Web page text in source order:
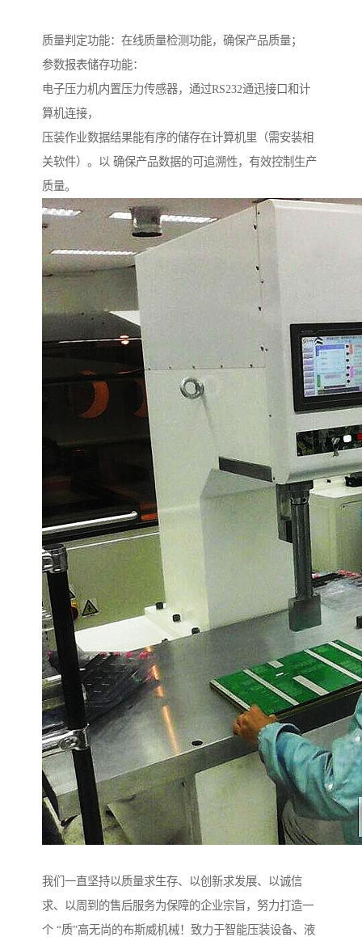
质量判定功能：在线质量检测功能，确保产品质量；
参数报表储存功能：
电子压力机内置压力传感器，通过RS232通迅接口和计
算机连接，
压装作业数据结果能有序的储存在计算机里（需安装相
关软件）。以 确保产品数据的可追溯性，有效控制生产
质量。
我们一直坚持以质量求生存、以创新求发展、以诚信
求、以周到的售后服务为保障的企业宗旨，努力打造一
个 “质”高无尚的布斯威机械！致力于智能压装设备、液